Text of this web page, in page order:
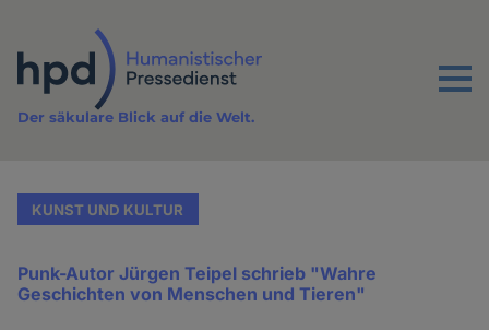
Inhalt
Menu
Der säkulare Blick auf die Welt.
KUNST UND KULTUR
Punk-Autor Jürgen Teipel schrieb "Wahre
Geschichten von Menschen und Tieren"